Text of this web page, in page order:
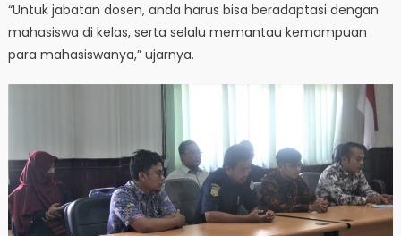
“Untuk jabatan dosen, anda harus bisa beradaptasi dengan
mahasiswa di kelas, serta selalu memantau kemampuan
para mahasiswanya,” ujarnya.